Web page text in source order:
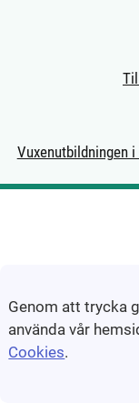
Vuxenutbildningen i
Genom att trycka
använda vår
Cookies.